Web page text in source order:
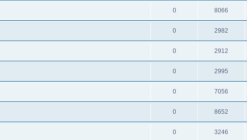
0 8066
0 2982
0 2912
0 2995
0 7056
0 8652
0 3246